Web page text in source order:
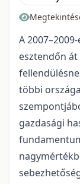
A
esztendőn
többi
gazdasági